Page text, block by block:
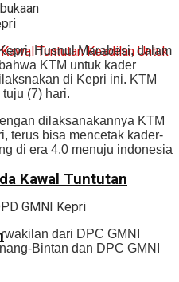
Kawal Tuntutan
Husnul Marabesi, dalam
KTM untuk kader
di Kepri ini. KTM
(7) hari.
dilaksanakannya KTM
terus bisa mencetak kader-
di era 4.0 menuju indonesia
GMNI Kepri
dari DPC GMNI
Bintan dan DPC GMNI